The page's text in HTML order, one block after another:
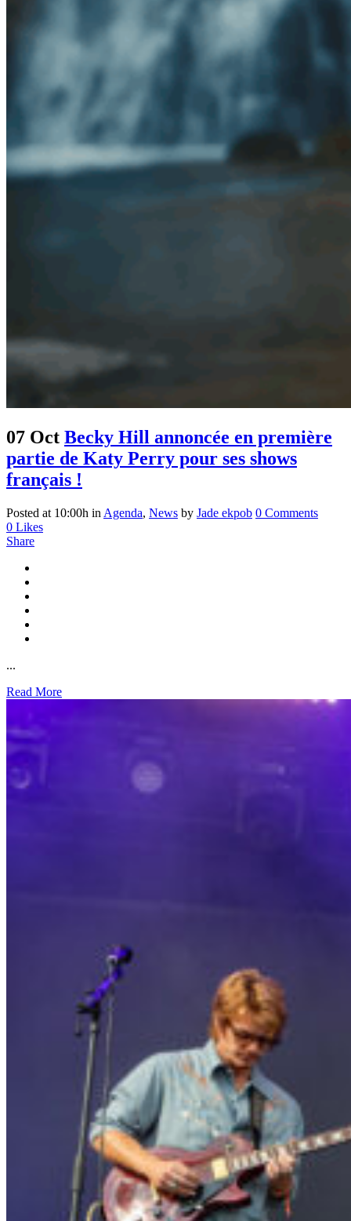
07 Oct Becky Hill annoncée en première
partie de Katy Perry pour ses shows
français !
Posted at 10:00h in Agenda, News by Jade ekpob 0 Comments
0 Likes
Share
...
Read More